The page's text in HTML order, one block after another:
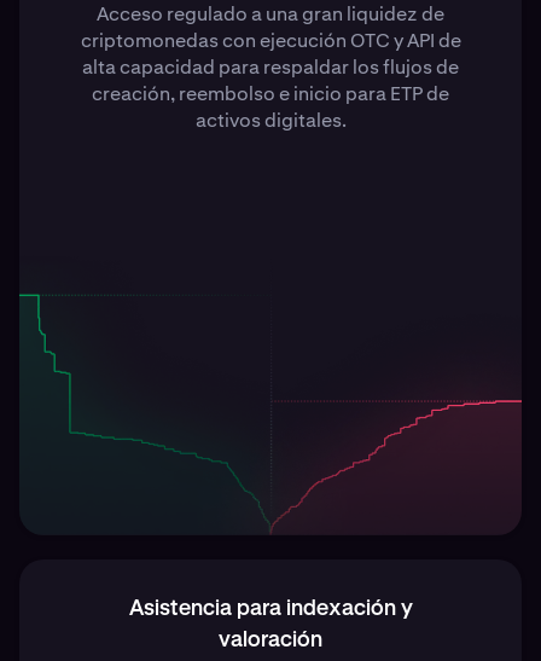
Acceso regulado a una gran liquidez de
criptomonedas con ejecución OTC y API de
alta capacidad para respaldar los flujos de
creación, reembolso e inicio para ETP de
activos digitales.
Asistencia para indexación y
valoración